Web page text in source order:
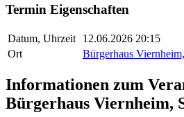
Termin Eigenschaften
Datum, Uhrzeit
12.06.2026 20:15
Ort
Bürgerhaus
Informationen zum
Bürgerhaus Viernheim,